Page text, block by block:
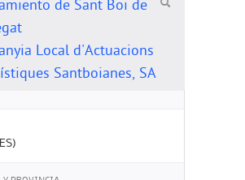
de Sant Boi de
Local d'Actuacions
Santboianes, SA